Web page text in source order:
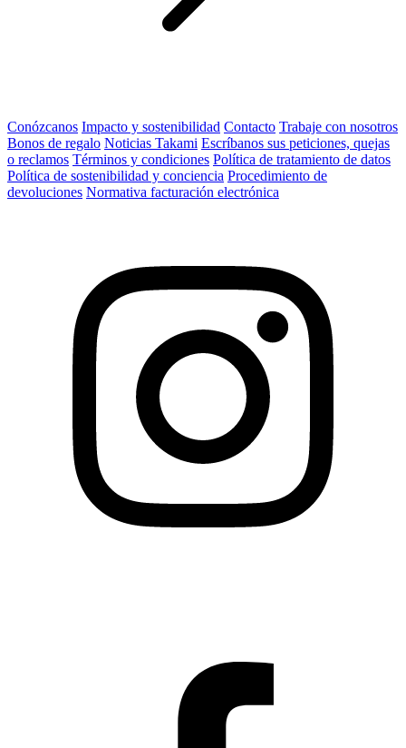
Conózcanos Impacto y sostenibilidad Contacto Trabaje con nosotros
Bonos de regalo Noticias Takami Escríbanos sus peticiones, quejas
o reclamos Términos y condiciones Política de tratamiento de datos
Política de sostenibilidad y conciencia Procedimiento de
devoluciones Normativa facturación electrónica